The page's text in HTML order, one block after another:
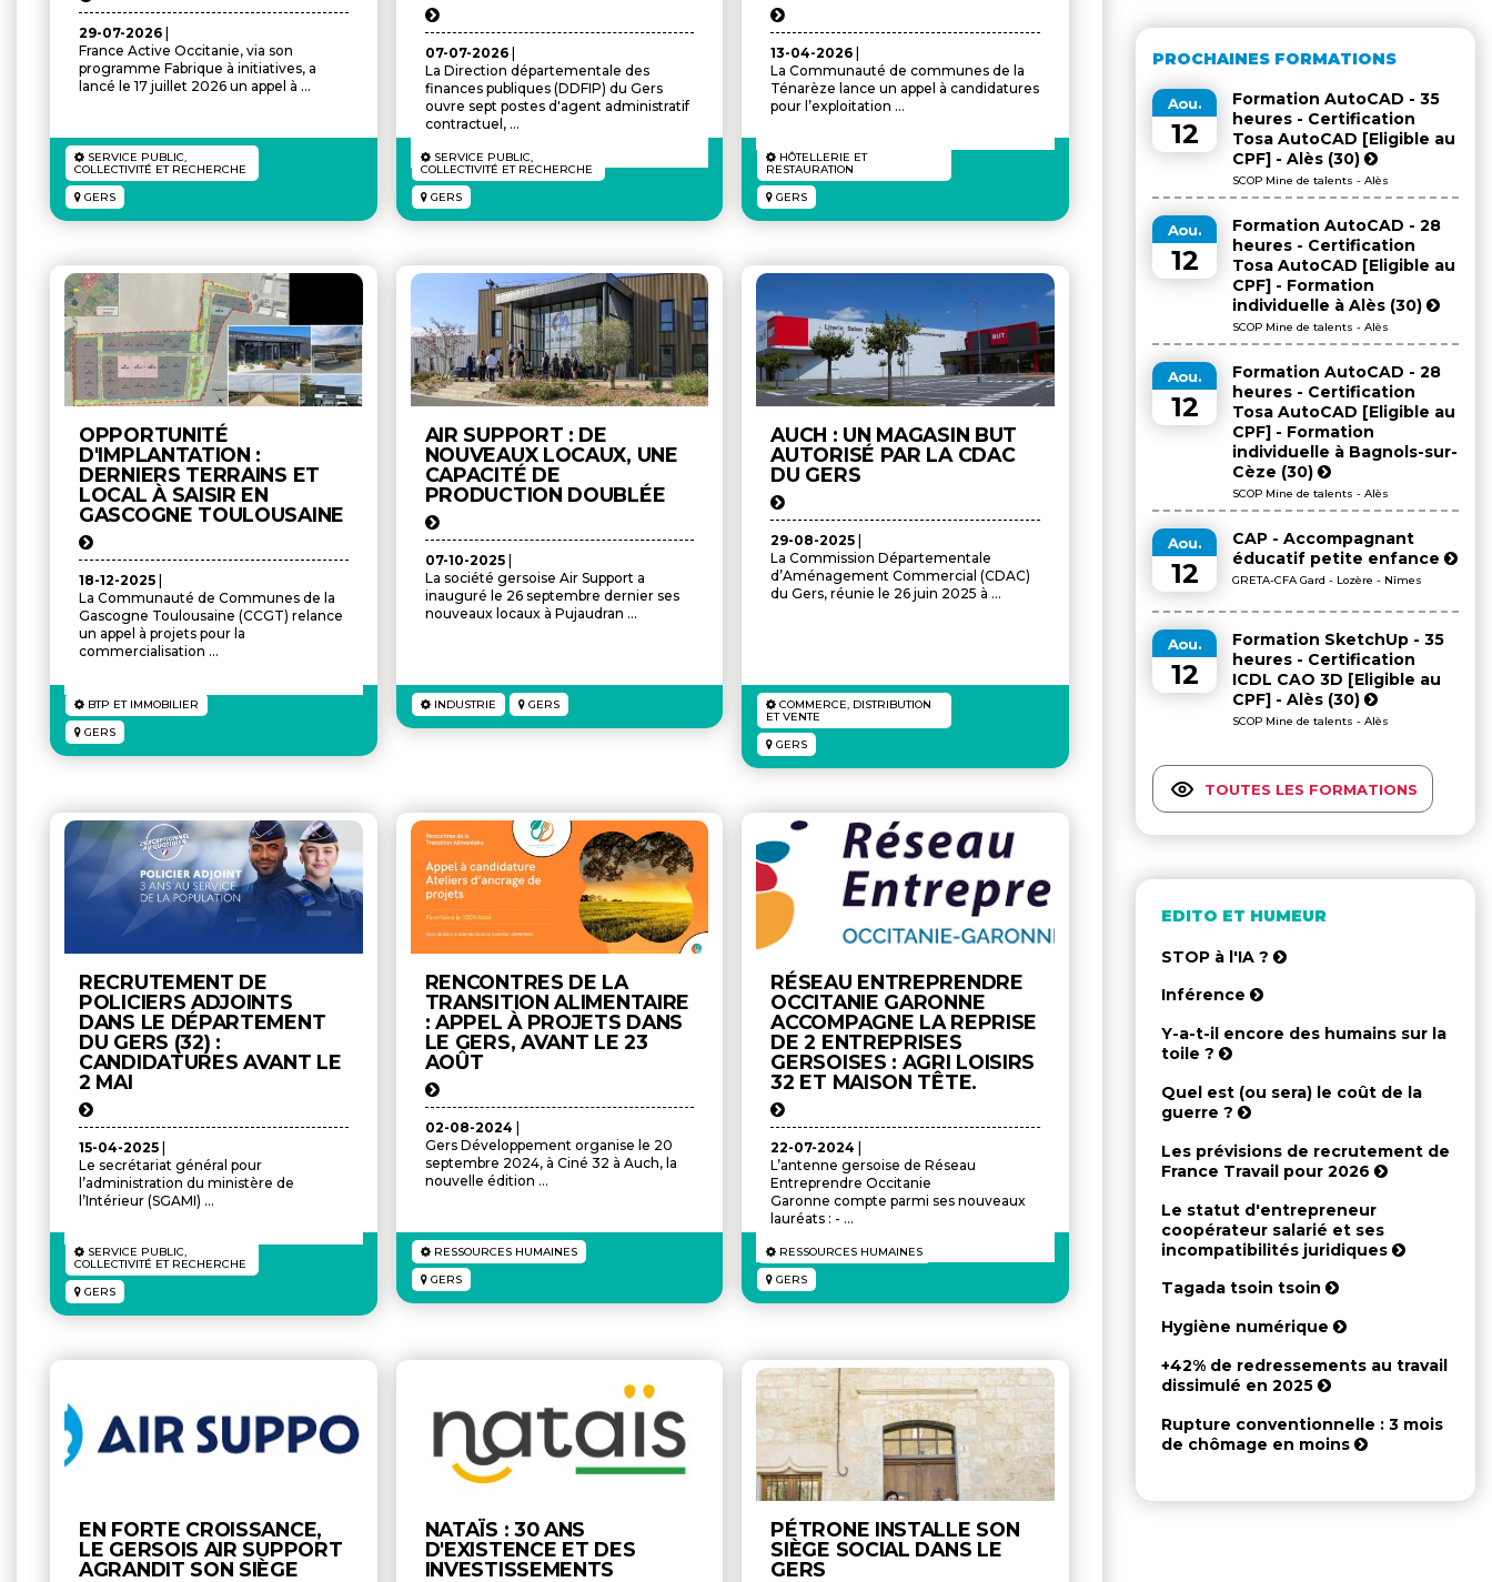
29-07-2026
France Active Occitanie, via son
programme Fabrique à initiatives, a
lancé le 17 juillet 2026 un appel à ...
SERVICE PUBLIC,
COLLECTIVITÉ ET RECHERCHE
GERS
07-07-2026
La Direction départementale des
finances publiques (DDFIP) du Gers
ouvre sept postes d'agent administratif
contractuel, ...
SERVICE PUBLIC,
COLLECTIVITÉ ET RECHERCHE
GERS
13-04-2026
La Communauté de communes de la
Ténarèze lance un appel à candidatures
pour l’exploitation ...
HÔTELLERIE ET
RESTAURATION
GERS
OPPORTUNITÉ
D'IMPLANTATION :
DERNIERS TERRAINS ET
LOCAL À SAISIR EN
GASCOGNE TOULOUSAINE
18-12-2025
La Communauté de Communes de la
Gascogne Toulousaine (CCGT) relance
un appel à projets pour la
commercialisation ...
BTP ET IMMOBILIER
GERS
AIR SUPPORT : DE
NOUVEAUX LOCAUX, UNE
CAPACITÉ DE
PRODUCTION DOUBLÉE
07-10-2025
La société gersoise Air Support a
inauguré le 26 septembre dernier ses
nouveaux locaux à Pujaudran ...
INDUSTRIE GERS
AUCH : UN MAGASIN BUT
AUTORISÉ PAR LA CDAC
DU GERS
29-08-2025
La Commission Départementale
d’Aménagement Commercial (CDAC)
du Gers, réunie le 26 juin 2025 à ...
COMMERCE, DISTRIBUTION
ET VENTE
GERS
RECRUTEMENT DE
POLICIERS ADJOINTS
DANS LE DÉPARTEMENT
DU GERS (32) :
CANDIDATURES AVANT LE
2 MAI
15-04-2025
Le secrétariat général pour
l’administration du ministère de
l’Intérieur (SGAMI) ...
SERVICE PUBLIC,
COLLECTIVITÉ ET RECHERCHE
GERS
RENCONTRES DE LA
TRANSITION ALIMENTAIRE
: APPEL À PROJETS DANS
LE GERS, AVANT LE 23
AOÛT
02-08-2024
Gers Développement organise le 20
septembre 2024, à Ciné 32 à Auch, la
nouvelle édition ...
RESSOURCES HUMAINES
GERS
RÉSEAU ENTREPRENDRE
OCCITANIE GARONNE
ACCOMPAGNE LA REPRISE
DE 2 ENTREPRISES
GERSOISES : AGRI LOISIRS
32 ET MAISON TÊTE.
22-07-2024
L’antenne gersoise de Réseau
Entreprendre Occitanie
Garonne compte parmi ses nouveaux
lauréats : - ...
RESSOURCES HUMAINES
GERS
EN FORTE CROISSANCE,
LE GERSOIS AIR SUPPORT
AGRANDIT SON SIÈGE
NATAÏS : 30 ANS
D'EXISTENCE ET DES
INVESTISSEMENTS
PÉTRONE INSTALLE SON
SIÈGE SOCIAL DANS LE
GERS
PROCHAINES FORMATIONS
Aou.
12
Formation AutoCAD - 35
heures - Certification
Tosa AutoCAD [Eligible au
CPF] - Alès (30)
SCOP Mine de talents - Alès
Aou.
12
Formation AutoCAD - 28
heures - Certification
Tosa AutoCAD [Eligible au
CPF] - Formation
individuelle à Alès (30)
SCOP Mine de talents - Alès
Aou.
12
Formation AutoCAD - 28
heures - Certification
Tosa AutoCAD [Eligible au
CPF] - Formation
individuelle à Bagnols-sur-
Cèze (30)
SCOP Mine de talents - Alès
Aou.
12
CAP - Accompagnant
éducatif petite enfance
GRETA-CFA Gard - Lozère - Nîmes
Aou.
12
Formation SketchUp - 35
heures - Certification
ICDL CAO 3D [Eligible au
CPF] - Alès (30)
SCOP Mine de talents - Alès
TOUTES LES FORMATIONS
EDITO ET HUMEUR
STOP à l'IA ?
Inférence
Y-a-t-il encore des humains sur la
toile ?
Quel est (ou sera) le coût de la
guerre ?
Les prévisions de recrutement de
France Travail pour 2026
Le statut d'entrepreneur
coopérateur salarié et ses
incompatibilités juridiques
Tagada tsoin tsoin
Hygiène numérique
+42% de redressements au travail
dissimulé en 2025
Rupture conventionnelle : 3 mois
de chômage en moins